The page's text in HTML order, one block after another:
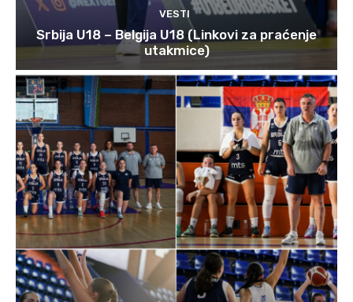
VESTI
Srbija U18 – Belgija U18 (Linkovi za praćenje
utakmice)